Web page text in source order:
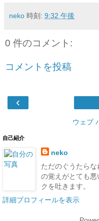
neko 時刻: 9:32 午後
0 件のコメント:
コメントを投稿
‹
ウェブ
自己紹介
neko
ただのぐうたら
の覚えがとても
クを吐きます。
詳細プロフィールを表示